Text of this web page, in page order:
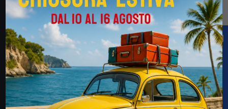
Obblighi informativi per le erogazioni pubbliche: gli aiuti
di Stato e gli aiuti de minimis ricevuti dalla Tris Auto S.r.l.
(CF 02694170735) e della Tris Auto km. Zero S.r.l.
(03052600735) sono contenuti nel Registro nazionale
degli aiuti di Stato di cui all’art. 52 della L. 234/2012 a